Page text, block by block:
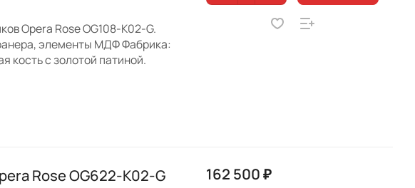
Opera Rose OG108-K02-G.
элементы МДФ Фабрика:
кость с золотой патиной.
Rose OG622-K02-G 162 500 ₽